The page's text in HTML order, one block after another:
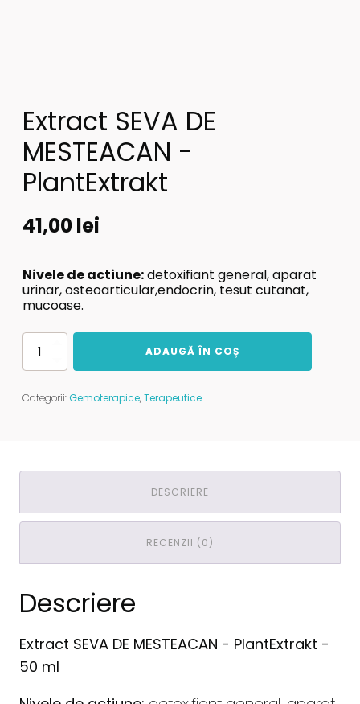
Extract SEVA DE
MESTEACAN -
PlantExtrakt
41,00lei
Nivele de actiune:detoxifiant general, aparat
urinar, osteoarticular,endocrin, tesut cutanat,
mucoase.
Cantitate
DE
MESTEACAN
ADAUGĂ ÎN COȘ
Categorii:Gemoterapice,Terapeutice
DESCRIERE
RECENZII (0)
Descriere
Extract SEVA DE MESTEACAN - PlantExtrakt -
50 ml